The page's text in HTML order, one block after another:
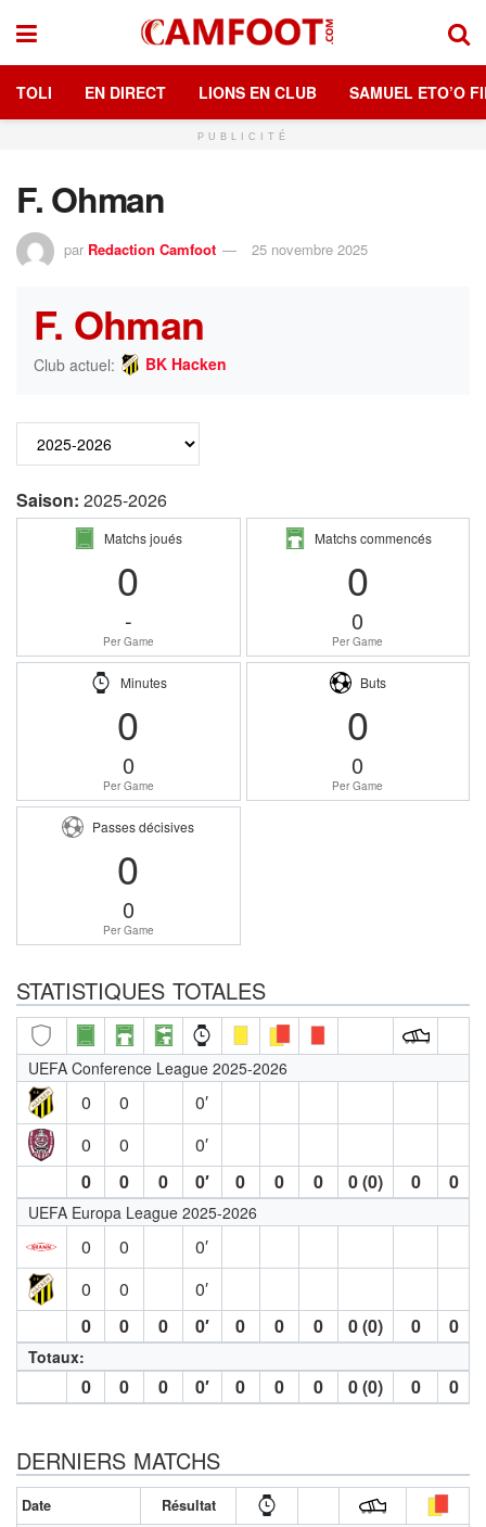
TOLI EN DIRECT LIONS EN CLUB SAMUEL ETO’O
PUBLICITÉ
F. Ohman
par Redaction Camfoot 25 novembre 2025
F. Ohman
Club actuel: BK Hacken
Saison: 2025-2026
Matchs joués
0
-
Per Game
Matchs commencés
0
0
Per Game
Minutes
0
0
Per Game
Buts
0
0
Per Game
Passes décisives
0
0
Per Game
STATISTIQUES TOTALES
UEFA Conference League 2025-2026
0 0
0′
0
0
0′
0
0 0 0′ 0 0 0 0 (0) 0 0
UEFA Europa League 2025-2026
0 0
0′
0
0
0′
0
0 0 0′ 0 0 0 0 (0) 0 0
Totaux:
0 0 0 0′ 0 0 0 0 (0) 0 0
DERNIERS MATCHS
Date Résultat